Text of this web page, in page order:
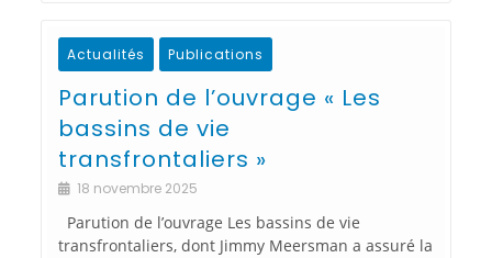
Actualités Publications
Parution de l’ouvrage « Les
bassins de vie
transfrontaliers »
18 novembre 2025
Parution de l’ouvrage Les bassins de vie
transfrontaliers, dont Jimmy Meersman a assuré la